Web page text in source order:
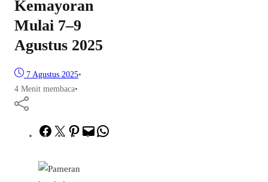
Kemayoran
Mulai 7–9
Agustus 2025
7 Agustus 2025•
4 Menit membaca•
Facebook
TwitterPinterest
Mail